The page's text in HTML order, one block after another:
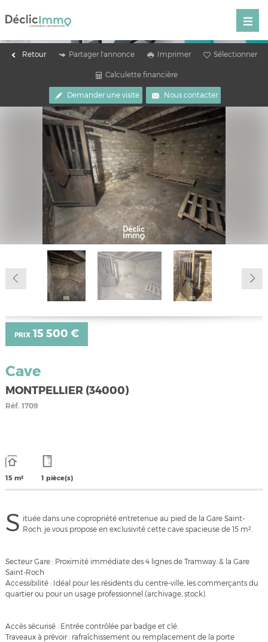
Retour Partager l'annonce Imprimer Sélectionner
Calculette financière
Demander une visite Nous contacter
PRIX15 500 €
Cave
MONTPELLIER (34000)
Réf.1709
15 m² 1 pièce(s)
S ituée dans une copropriété entretenue au pied de la Gare Saint-
Roch, je vous propose en exclusivité cette cave spacieuse de 15 m².
Secteur Gare : Proximité immédiate des 4 lignes de Tramway. & la Gare
Saint-Roch
Accessibilité : Idéal pour les résidents du centre-ville, les commerçants du
quartier ou pour un usage professionnel (archivage, stock).
Accès sécurisé : Entrée contrôlée par badge et clé.
Traveaux à prévoir : rafraîchissement ou remplacement de la porte